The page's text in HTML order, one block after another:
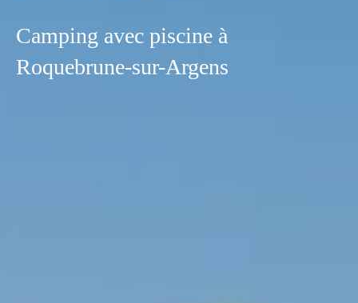
Camping avec piscine à
Roquebrune-sur-Argens